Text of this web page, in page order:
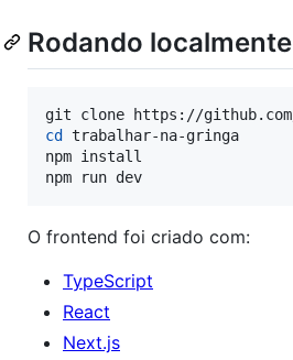
Rodando localmente
cd trabalhar-na-gringa
npm install
npm run dev
O frontend foi criado com:
TypeScript
React
Next.js